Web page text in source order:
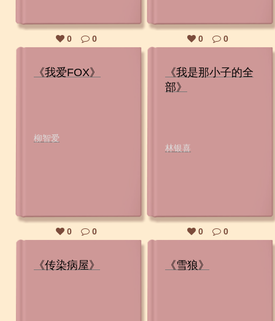
0 0 0 0
《我爱FOX》
柳智爱
0 0
《我是那小子的全
部》
林银喜
0 0
《传染病屋》 《雪狼》